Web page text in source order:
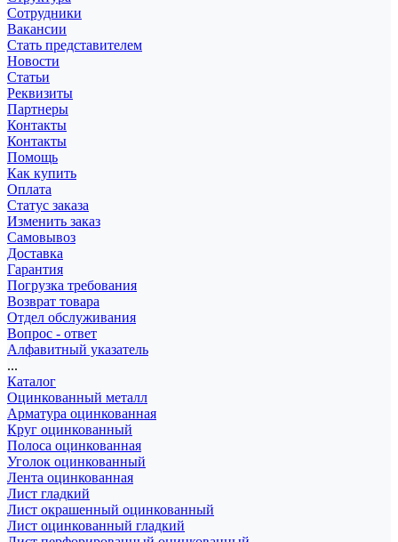
Сотрудники
Вакансии
Стать представителем
Новости
Статьи
Реквизиты
Партнеры
Контакты
Контакты
Помощь
Как купить
Оплата
Статус заказа
Изменить заказ
Самовывоз
Доставка
Гарантия
Погрузка требования
Возврат товара
Отдел обслуживания
Вопрос - ответ
Алфавитный указатель
...
Каталог
Оцинкованный металл
Арматура оцинкованная
Круг оцинкованный
Полоса оцинкованная
Уголок оцинкованный
Лента оцинкованная
Лист гладкий
Лист окрашенный оцинкованный
Лист оцинкованный гладкий